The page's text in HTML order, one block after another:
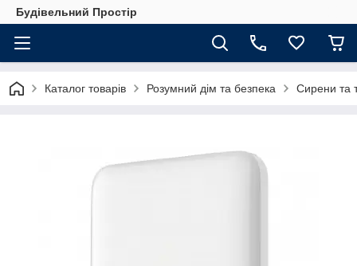
Будівельний Простір
Каталог товарів Розумний дім та безпека Сирени та